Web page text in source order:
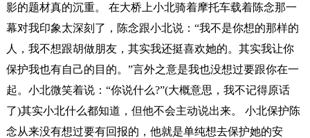
影的题材真的沉重。 在大桥上小北骑着摩托车载着陈念那一
幕对我印象太深刻了，陈念跟小北说：“我不是你想的那样的
人，我不想跟胡做朋友，其实我还挺喜欢她的。其实我让你
保护我也有自己的目的。”言外之意是我也没想过要跟你在一
起。小北微笑着说：“你说什么?”(大概意思，我不记得原话
了)其实小北什么都知道，但他不会主动说出来。 小北保护陈
念从来没有想过要有回报的，他就是单纯想去保护她的安